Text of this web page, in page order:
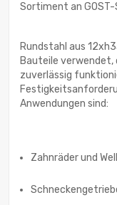
Sortiment an
Rundstahl aus
Bauteile verwendet,
zuverlässig
Anwendungen sind:
Zahnräder und